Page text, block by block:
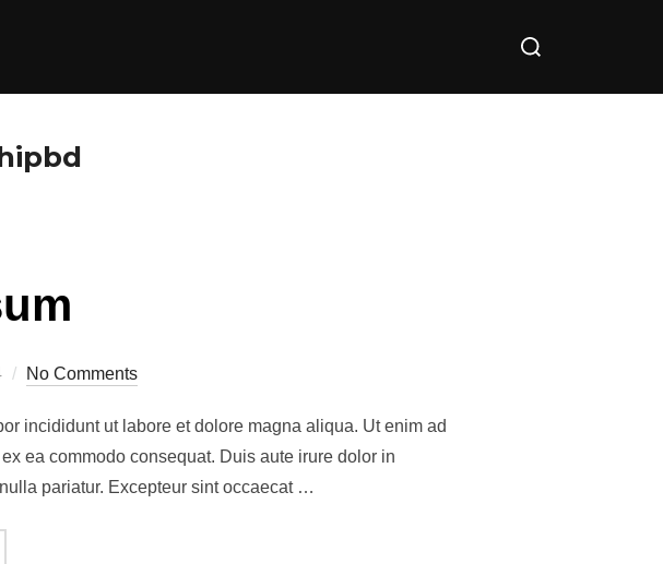
Search
No Comments
incididunt ut labore et dolore magna aliqua. Ut enim ad
ea commodo consequat. Duis aute irure dolor in
pariatur. Excepteur sint occaecat …